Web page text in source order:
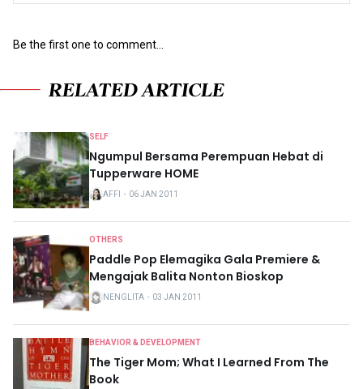
Be the first one to comment...
RELATED ARTICLE
SELF
Ngumpul Bersama Perempuan Hebat di
Tupperware HOME
AFFI ・ 06 JAN 2011
OTHERS
Paddle Pop Elemagika Gala Premiere &
Mengajak Balita Nonton Bioskop
NENGLITA ・ 03 JAN 2011
BEHAVIOR & DEVELOPMENT
The Tiger Mom; What I Learned From The
Book